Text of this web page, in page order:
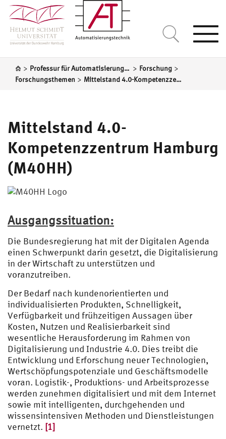
> Professur für Automatisierungstechnik > Forschung >
Forschungsthemen > Mittelstand 4.0-Kompetenzzentrum Hamburg (M40HH)
Mittelstand 4.0-
Kompetenzzentrum Hamburg
(M40HH)
Ausgangssituation:
Die Bundesregierung hat mit der Digitalen Agenda
einen Schwerpunkt darin gesetzt, die Digitalisierung
in der Wirtschaft zu unterstützen und
voranzutreiben.
Der Bedarf nach kundenorientierten und
individualisierten Produkten, Schnelligkeit,
Verfügbarkeit und frühzeitigen Aussagen über
Kosten, Nutzen und Realisierbarkeit sind
wesentliche Herausforderung im Rahmen von
Digitalisierung und Industrie 4.0. Dies treibt die
Entwicklung und Erforschung neuer Technologien,
Wertschöpfungspotenziale und Geschäftsmodelle
voran. Logistik-, Produktions- und Arbeitsprozesse
werden zunehmen digitalisiert und mit dem Internet
sowie mit intelligenten, durchgehenden und
wissensintensiven Methoden und Dienstleistungen
vernetzt. [1]